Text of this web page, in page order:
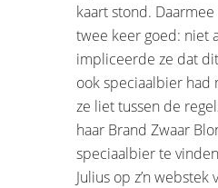
kaart stond.
twee keer goed: niet
impliceerde ze dat
ook speciaalbier had
ze liet tussen de
haar Brand Zwaar
speciaalbier te
Julius op z’n webstek